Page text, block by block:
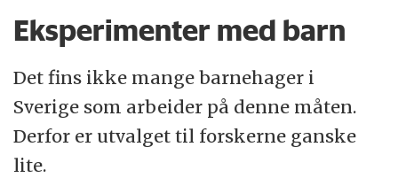
Eksperimenter med barn
Det fins ikke mange barnehager i
Sverige som arbeider på denne måten.
Derfor er utvalget til forskerne ganske
lite.